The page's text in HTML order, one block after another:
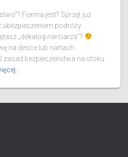
Forma jest? Sprzęt już
podróży
„dekalog narciarza”?
na desce lub nartach
zasad bezpieczeństwa na stoku